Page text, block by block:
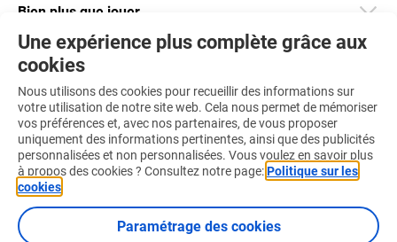
Une expérience plus complète grâce aux
cookies
Nous utilisons des cookies pour recueillir des informations sur
votre utilisation de notre site web. Cela nous permet de mémoriser
vos préférences et, avec nos partenaires, de vous proposer
uniquement des informations pertinentes, ainsi que des publicités
personnalisées et non personnalisées. Vous voulez en savoir plus
à propos des cookies ? Consultez notre page:Politique sur les
cookies
Paramétrage des cookies
Bien plus que jouer
Téléchargez notre app